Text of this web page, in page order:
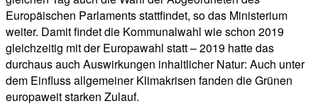
Europäischen Parlaments stattfindet, so das Ministerium
weiter. Damit findet die Kommunalwahl wie schon 2019
gleichzeitig mit der Europawahl statt – 2019 hatte das
durchaus auch Auswirkungen inhaltlicher Natur: Auch unter
dem Einfluss allgemeiner Klimakrisen fanden die Grünen
europaweit starken Zulauf.